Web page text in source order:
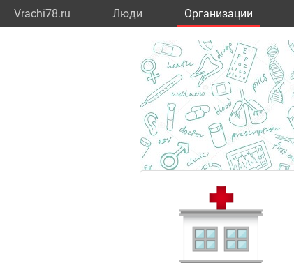
Vrachi78.ru Люди Организации